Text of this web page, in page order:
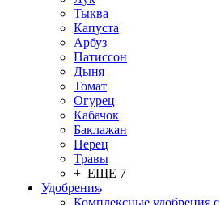
Тыква
Капуста
Арбуз
Патиссон
Дыня
Томат
Огурец
Кабачок
Баклажан
Перец
Травы
+ ЕЩЕ 7
Удобрения
Комплексные удобрения с